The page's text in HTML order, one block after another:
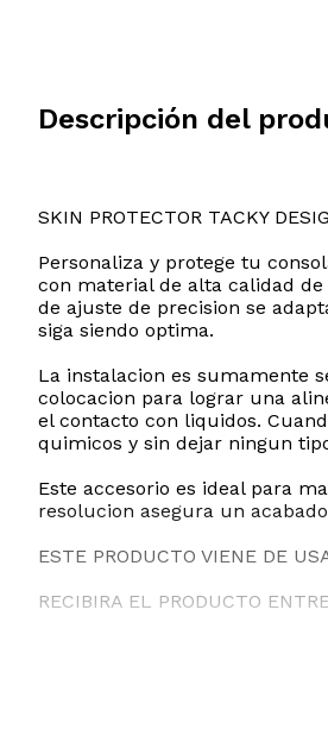
Descripción del
SKIN PROTECTOR TACKY
Personaliza y protege tu
con material de alta calidad
de ajuste de precision se
siga siendo optima.
La instalacion es sumamente
colocacion para lograr una
el contacto con liquidos.
quimicos y sin dejar ningun
Este accesorio es ideal para
resolucion asegura un
ESTE PRODUCTO VIENE DE
RECIBIRA EL PRODUCTO